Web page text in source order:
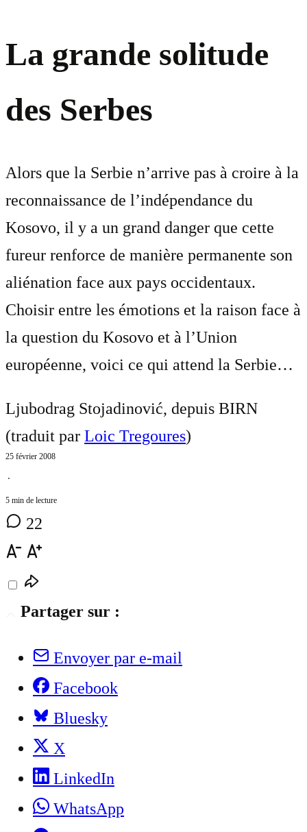
La grande solitude
des Serbes
Alors que la Serbie n’arrive pas à croire à la
reconnaissance de l’indépendance du
Kosovo, il y a un grand danger que cette
fureur renforce de manière permanente son
aliénation face aux pays occidentaux.
Choisir entre les émotions et la raison face à
la question du Kosovo et à l’Union
européenne, voici ce qui attend la Serbie…
Ljubodrag Stojadinović, depuis BIRN
(traduit par Loic Tregoures)
25 février 2008
⋅
5 min de lecture
22
Partager sur :
Envoyer par e-mail
Facebook
Bluesky
X
LinkedIn
WhatsApp